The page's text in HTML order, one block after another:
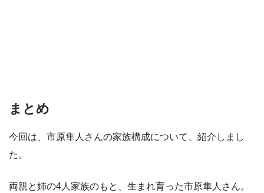
まとめ
今回は、市原隼人さんの家族構成について、紹介しまし
た。
両親と姉の4人家族のもと、生まれ育った市原隼人さん。